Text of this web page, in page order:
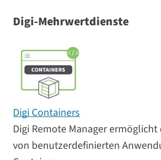
Digi-Mehrwertdienste
Digi Containers
Digi Remote Manager
von benutzerdefinierten